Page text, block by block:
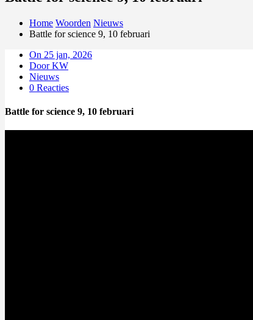
Home Woorden Nieuws
Battle for science 9, 10 februari
On 25 jan, 2026
Door KW
Nieuws
0 Reacties
Battle for science 9, 10 februari